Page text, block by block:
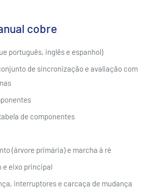
cobre
português, inglês e espanhol)
de sincronização e avaliação com
de componentes
(árvore primária) e marcha à ré
e eixo principal
interruptores e carcaça de mudança